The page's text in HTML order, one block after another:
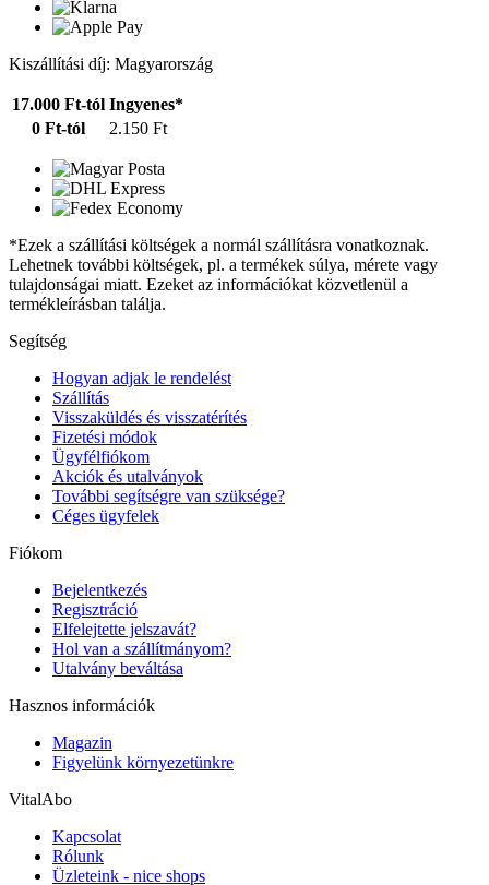
Kiszállítási díj: Magyarország
17.000 Ft-tól Ingyenes*
0 Ft-tól
2.150 Ft
*Ezek a szállítási költségek a normál szállításra vonatkoznak.
Lehetnek további költségek, pl. a termékek súlya, mérete vagy
tulajdonságai miatt. Ezeket az információkat közvetlenül a
termékleírásban találja.
Segítség
Hogyan adjak le rendelést
Szállítás
Visszaküldés és visszatérítés
Fizetési módok
Ügyfélfiókom
Akciók és utalványok
További segítségre van szüksége?
Céges ügyfelek
Fiókom
Bejelentkezés
Regisztráció
Elfelejtette jelszavát?
Hol van a szállítmányom?
Utalvány beváltása
Hasznos információk
Magazin
Figyelünk környezetünkre
VitalAbo
Kapcsolat
Rólunk
Üzleteink - nice shops